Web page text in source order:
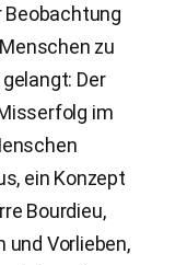
Beobachtung
zu
Der
im
ein Konzept
Bourdieu,
und Vorlieben,